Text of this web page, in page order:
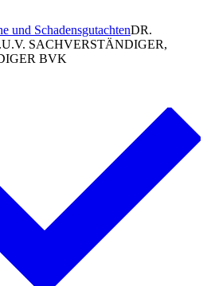
und SchadensgutachtenDR.
SACHVERSTÄNDIGER,
BVK